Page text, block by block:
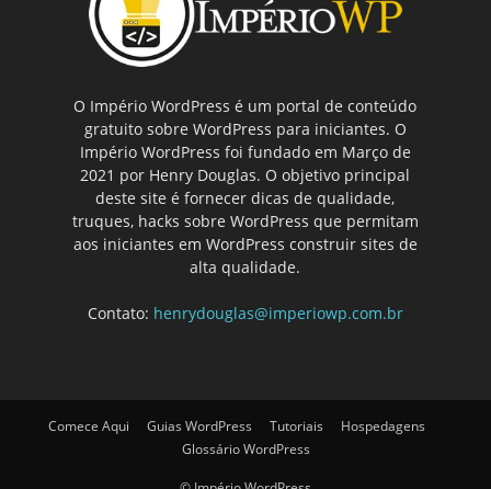
O Império WordPress é um portal de conteúdo
gratuito sobre WordPress para iniciantes. O
Império WordPress foi fundado em Março de
2021 por Henry Douglas. O objetivo principal
deste site é fornecer dicas de qualidade,
truques, hacks sobre WordPress que permitam
aos iniciantes em WordPress construir sites de
alta qualidade.
Contato: henrydouglas@imperiowp.com.br
Comece Aqui Guias WordPress Tutoriais
Hospedagens
Glossário WordPress